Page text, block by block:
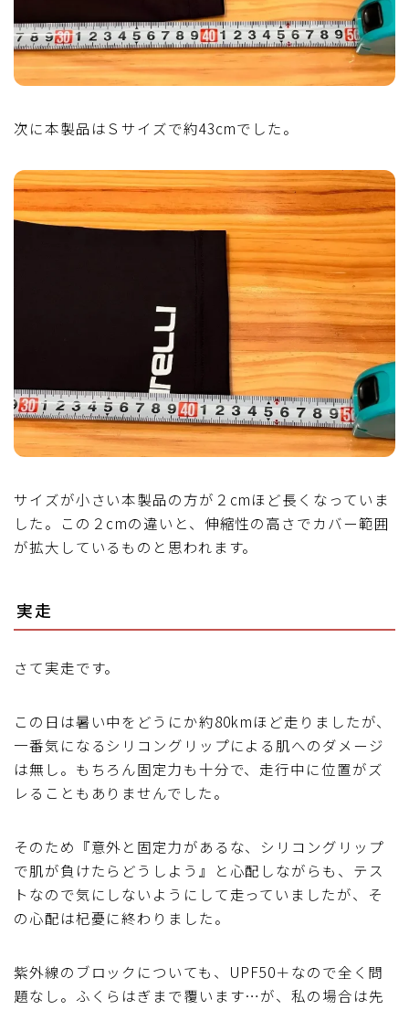
次に本製品はＳサイズで約43cmでした。
サイズが小さい本製品の方が２cmほど長くなっていま
した。この２cmの違いと、伸縮性の高さでカバー範囲
が拡大しているものと思われます。
実走
さて実走です。
この日は暑い中をどうにか約80kmほど走りましたが、
一番気になるシリコングリップによる肌へのダメージ
は無し。もちろん固定力も十分で、走行中に位置がズ
レることもありませんでした。
そのため『意外と固定力があるな、シリコングリップ
で肌が負けたらどうしよう』と心配しながらも、テス
トなので気にしないようにして走っていましたが、そ
の心配は杞憂に終わりました。
紫外線のブロックについても、UPF50＋なので全く問
題なし。ふくらはぎまで覆います…が、私の場合は先